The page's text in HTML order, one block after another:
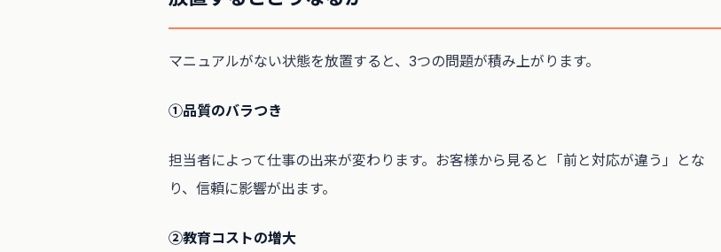
マニュアルがない状態を放置すると、3つの問題が積み上がります。
①品質のバラつき
担当者によって仕事の出来が変わります。お客様から見ると「前と対応が違う」とな
り、信頼に影響が出ます。
②教育コストの増大